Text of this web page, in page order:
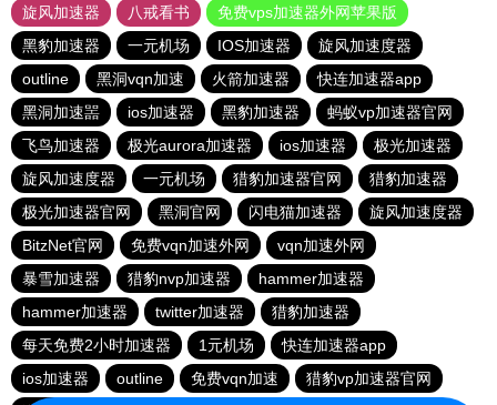
旋风加速器
八戒看书
免费vps加速器外网苹果版
黑豹加速器
一元机场 IOS加速器
旋风加速度器
outline
黑洞vqn加速 火箭加速器
快连加速器app
黑洞加速噐
ios加速器 黑豹加速器
蚂蚁vp加速器官网
飞鸟加速器
极光aurora加速器 ios加速器
极光加速器
旋风加速度器
一元机场 猎豹加速器官网
猎豹加速器
极光加速器官网
黑洞官网 闪电猫加速器
旋风加速度器
BitzNet官网
免费vqn加速外网
vqn加速外网
暴雪加速器
猎豹nvp加速器
hammer加速器
hammer加速器
twitter加速器
猎豹加速器
每天免费2小时加速器
1元机场
快连加速器app
ios加速器
outline 免费vqn加速
猎豹vp加速器官网